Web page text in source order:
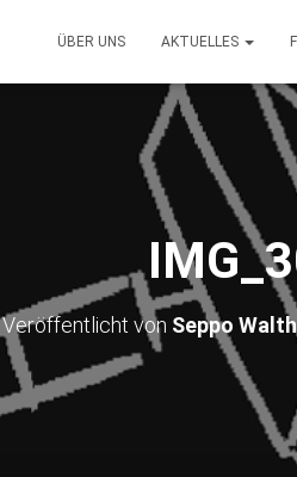
ÜBER UNS AKTUELLES
Veröffentlicht von Seppo